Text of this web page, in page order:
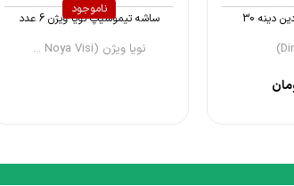
قرص مکیدنی آلتادين دینه 30
ناموجود
ساشه تیموسیپ نویا ویژن 6 عدد
نویا ویژن (Noya Visi ...